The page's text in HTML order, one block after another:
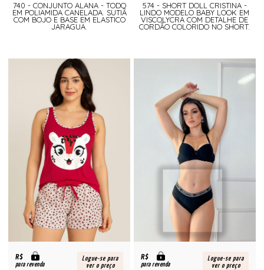
740 - CONJUNTO ALANA - TODO
EM POLIAMIDA CANELADA. SUTIÃ
COM BOJO E BASE EM ELASTICO
JARAGUA.
574 - SHORT DOLL CRISTINA -
LINDO MODELO BABY LOOK EM
VISCOLYCRA COM DETALHE DE
CORDÃO COLORIDO NO SHORT.
R$
para revenda
Logue-se para
ver o preço
R$
para revenda
Logue-se para
ver o preço